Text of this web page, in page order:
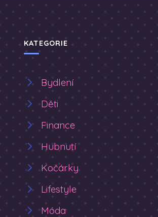
KATEGORIE
Bydlení
Děti
Finance
Hubnutí
Kočárky
Lifestyle
Móda